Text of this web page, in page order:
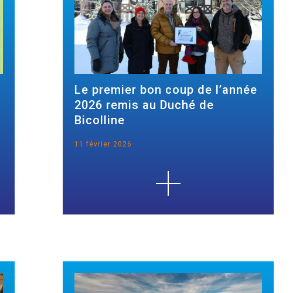
Le premier bon coup de l’année
2026 remis au Duché de
Bicolline
11 février 2026